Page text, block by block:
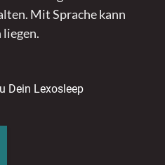
Mit Sprache kann
liegen.
Dein Lexosleep